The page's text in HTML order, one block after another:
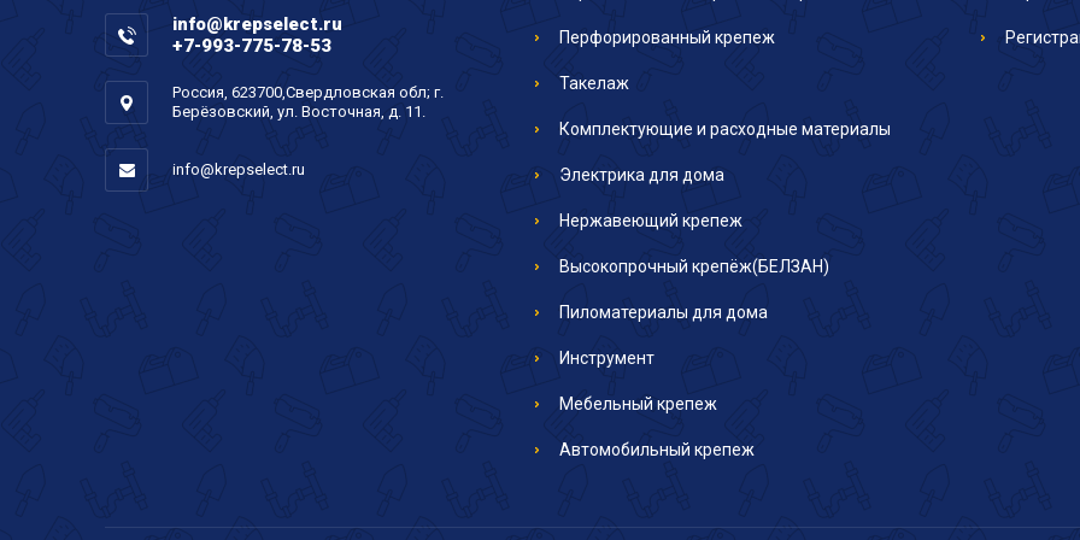
info@krepselect.ru
+7-993-775-78-53
Россия, 623700,Свердловская обл; г.
Берёзовский, ул. Восточная, д. 11.
info@krepselect.ru
Перфорированный крепеж
Такелаж
Комплектующие и расходные материалы
Электрика для дома
Нержавеющий крепеж
Высокопрочный крепёж(БЕЛЗАН)
Пиломатериалы для дома
Инструмент
Мебельный крепеж
Автомобильный крепеж